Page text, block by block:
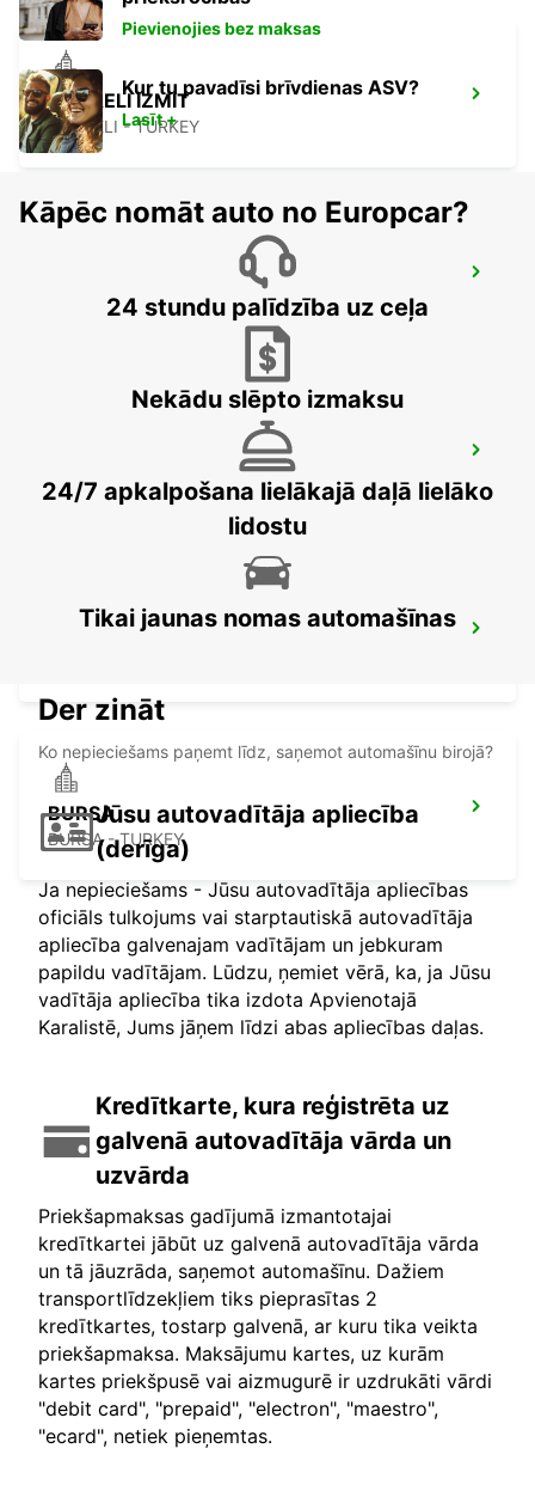
KOCAELI IZMIT
KOCAELI - TURKEY
ISTANBUL BAKIRKOY MARMARA FORUM
ISTAMBUL - TURKEY
ISTANBUL - TURKEY
ISTANBUL GRAND AIRPORT
BURSA
BURSA - TURKEY
Pievienojies bez maksas
Kur tu pavadīsi brīvdienas ASV?
Lasīt +
Kāpēc nomāt auto no Europcar?
24 stundu palīdzība uz ceļa
Nekādu slēpto izmaksu
24/7 apkalpošana lielākajā daļā lielāko
lidostu
Tikai jaunas nomas automašīnas
Der zināt
Ko nepieciešams paņemt līdz, saņemot automašīnu birojā?
Jūsu autovadītāja apliecība
(derīga)
Ja nepieciešams - Jūsu autovadītāja apliecības
oficiāls tulkojums vai starptautiskā autovadītāja
apliecība galvenajam vadītājam un jebkuram
papildu vadītājam. Lūdzu, ņemiet vērā, ka, ja Jūsu
vadītāja apliecība tika izdota Apvienotajā
Karalistē, Jums jāņem līdzi abas apliecības daļas.
Kredītkarte, kura reģistrēta uz
galvenā autovadītāja vārda un
uzvārda
Priekšapmaksas gadījumā izmantotajai
kredītkartei jābūt uz galvenā autovadītāja vārda
un tā jāuzrāda, saņemot automašīnu. Dažiem
transportlīdzekļiem tiks pieprasītas 2
kredītkartes, tostarp galvenā, ar kuru tika veikta
priekšapmaksa. Maksājumu kartes, uz kurām
kartes priekšpusē vai aizmugurē ir uzdrukāti vārdi
"debit card", "prepaid", "electron", "maestro",
"ecard", netiek pieņemtas.